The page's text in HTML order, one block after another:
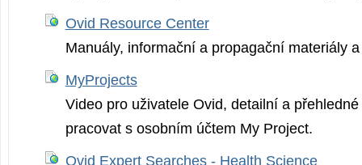
Ovid Resource Center
Manuály, informační a propagační materiály
MyProjects
Video pro uživatele Ovid, detailní a
pracovat s osobním účtem My Project.
Ovid Expert Searches - Health Science